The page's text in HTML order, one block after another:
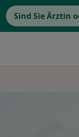
Sind Sie Ärztin